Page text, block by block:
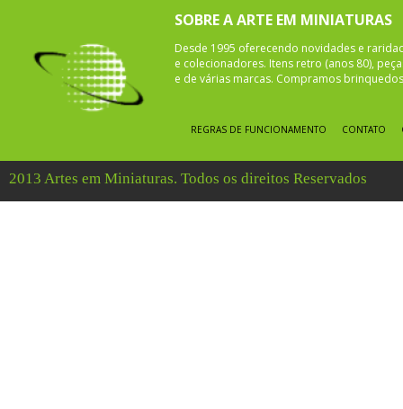
SOBRE A ARTE EM MINIATURAS
Desde 1995 oferecendo novidades e
e colecionadores. Itens retro (anos 80),
e de várias marcas. Compramos
REGRAS DE FUNCIONAMENTO CONTATO
2013 Artes em Miniaturas. Todos os direitos Reservados